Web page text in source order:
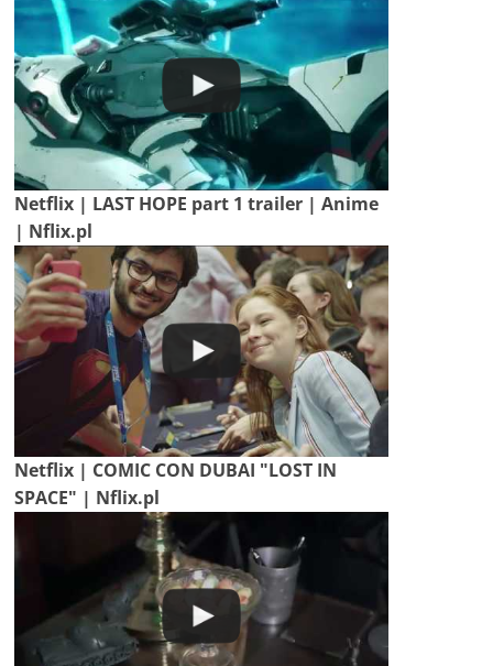
Netflix | LAST HOPE part 1 trailer | Anime
| Nflix.pl
Netflix | COMIC CON DUBAI "LOST IN
SPACE" | Nflix.pl